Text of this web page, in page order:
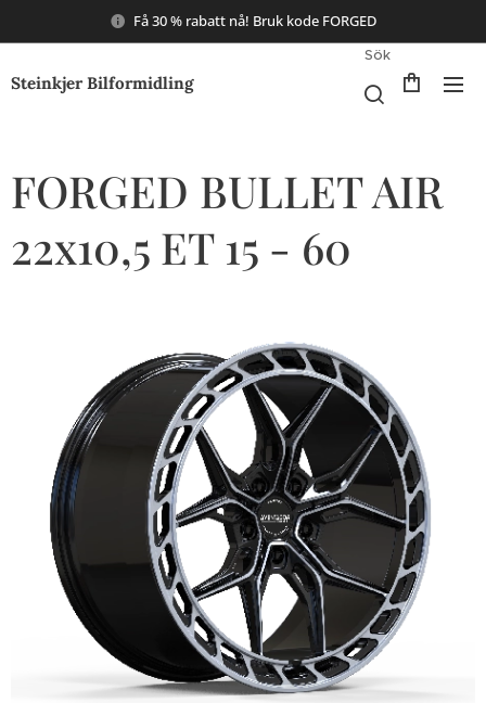
Få 30 % rabatt nå! Bruk kode FORGED
Steinkjer Bilformidling
Sök
FORGED BULLET AIR
22x10,5 ET 15 - 60